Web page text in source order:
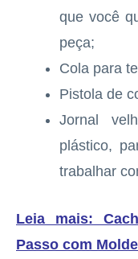
que você
peça;
Cola para
Pistola de
Jornal
plástico,
trabalhar
Leia mais:
Passo com Molde